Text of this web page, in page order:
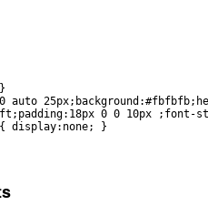
auto
0 0 10px
display:none; }